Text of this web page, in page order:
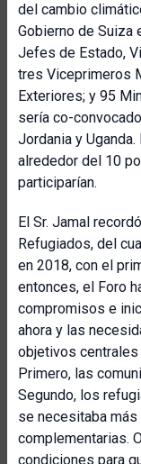
del cambio
Gobierno de Suiza
Jefes de Estado,
tres Viceprimeros
Exteriores; y 95
sería co-
Jordania y
alrededor del 10
participarían.
El Sr. Jamal
Refugiados, del
en 2018, con el
entonces, el Foro
compromisos e
ahora y las
objetivos
Primero, las
Segundo, los
se necesitaba
complementarias.
condiciones para